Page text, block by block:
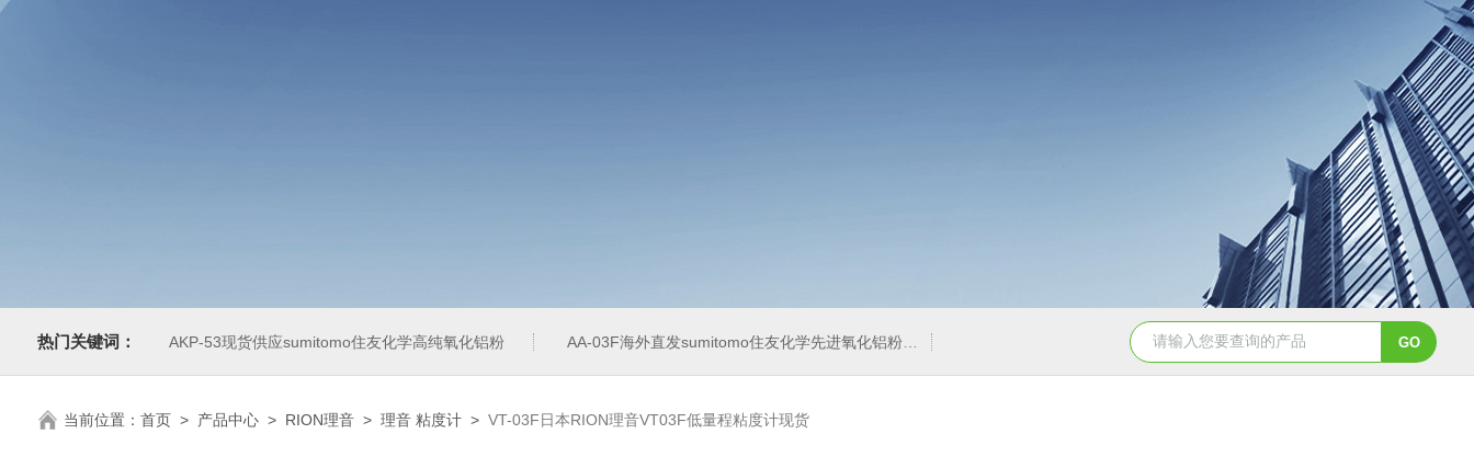
热门关键词： AKP-53现货供应sumitomo住友化学高纯氧化铝粉 AA-03F海外直发sumitomo住友化学先进氧化铝粉 AA-2日本进口sumitomo住友化学先进氧化铝粉 AA-07工业级精
当前位置： 首页> 产品中心> RION理音> 理音 粘度计> VT-03F日本RION理音VT03F低量程粘度计现货